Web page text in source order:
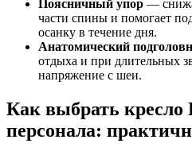
Поясничный упор —
части спины и помогает
осанку в течение дня.
Анатомический
отдыха и при длительных
напряжение с шеи.
Как выбрать кресло
персонала: